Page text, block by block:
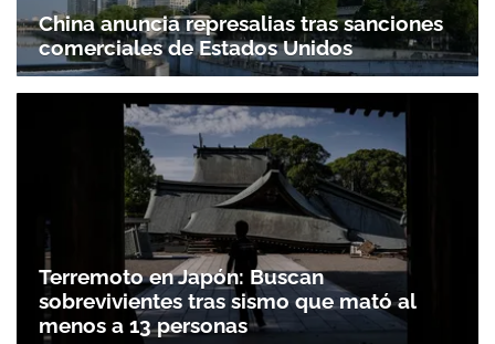
China anuncia represalias tras sanciones
comerciales de Estados Unidos
Terremoto en Japón: Buscan
sobrevivientes tras sismo que mató al
menos a 13 personas